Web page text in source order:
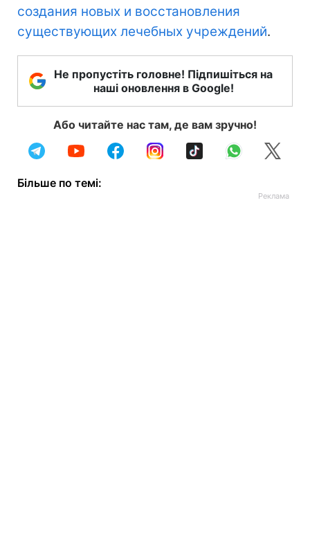
создания новых и восстановления
существующих лечебных учреждений.
Не пропустіть головне! Підпишіться на
наші оновлення в Google!
Або читайте нас там, де вам зручно!
Більше по темі: